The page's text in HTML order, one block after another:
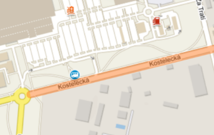
možnost
analýzy
výkonu a
optimalizace
našich
opatření.
Personalizované
soubory cookie
Používáme rovněž